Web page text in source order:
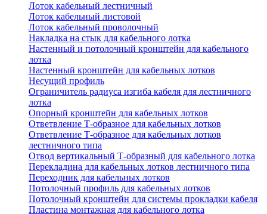
Лоток кабельный лестничный
Лоток кабельный листовой
Лоток кабельный проволочный
Накладка на стык для кабельного лотка
Настенный и потолочный кронштейн для кабельного
лотка
Настенный кронштейн для кабельных лотков
Несущий профиль
Ограничитель радиуса изгиба кабеля для лестничного
лотка
Опорный кронштейн для кабельных лотков
Ответвление Т-образное для кабельных лотков
Ответвление Т-образное для кабельных лотков
лестничного типа
Отвод вертикальный Т-образный для кабельного лотка
Перекладина для кабельных лотков лестничного типа
Переходник для кабельных лотков
Потолочный профиль для кабельных лотков
Потолочный кронштейн для системы прокладки кабеля
Пластина монтажная для кабельного лотка